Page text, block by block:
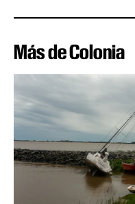
Más de Colonia